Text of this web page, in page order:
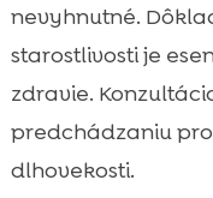
nevyhnutné.
starostlivosti je
zdravie.
predchádzaniu
dlhovekosti.